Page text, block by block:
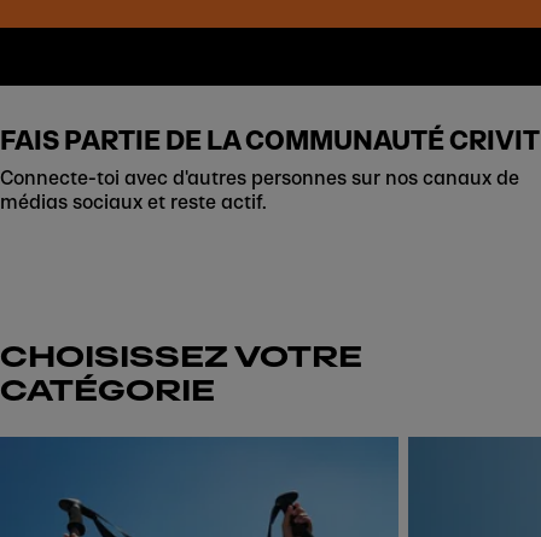
FAIS PARTIE DE LA COMMUNAUTÉ CRIVIT
Connecte-toi avec d'autres personnes sur nos canaux de
médias sociaux et reste actif.
CHOISISSEZ VOTRE
CATÉGORIE